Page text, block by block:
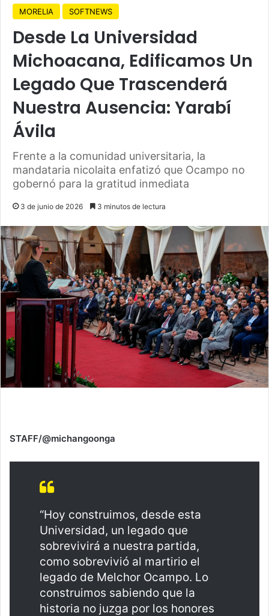
MORELIA SOFTNEWS
Desde La Universidad
Michoacana, Edificamos Un
Legado Que Trascenderá
Nuestra Ausencia: Yarabí
Ávila
Frente a la comunidad universitaria, la
mandataria nicolaita enfatizó que Ocampo no
gobernó para la gratitud inmediata
3 de junio de 2026 3 minutos de lectura
STAFF/@michangoonga
“Hoy construimos, desde esta
Universidad, un legado que
sobrevivirá a nuestra partida,
como sobrevivió al martirio el
legado de Melchor Ocampo. Lo
construimos sabiendo que la
historia no juzga por los honores